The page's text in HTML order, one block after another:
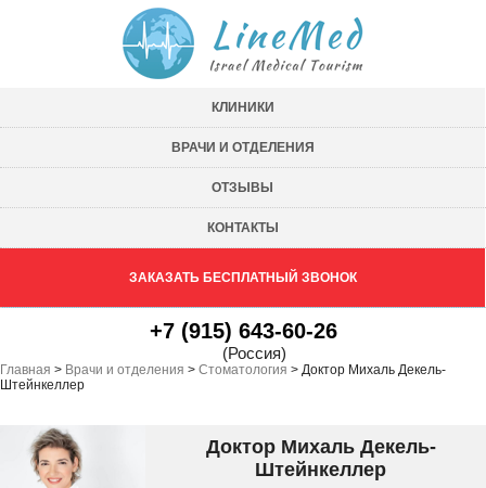
КЛИНИКИ
ВРАЧИ И ОТДЕЛЕНИЯ
ОТЗЫВЫ
КОНТАКТЫ
ЗАКАЗАТЬ БЕСПЛАТНЫЙ ЗВОНОК
+7 (915) 643-60-26
(Россия)
Главная > Врачи и отделения > Стоматология > Доктор Михаль Декель-
Штейнкеллер
Доктор Михаль Декель-
Штейнкеллер